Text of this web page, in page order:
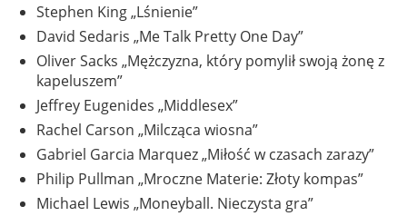
Stephen King „Lśnienie”
David Sedaris „Me Talk Pretty One Day”
Oliver Sacks „Mężczyzna, który pomylił swoją żonę z
kapeluszem”
Jeffrey Eugenides „Middlesex”
Rachel Carson „Milcząca wiosna”
Gabriel Garcia Marquez „Miłość w czasach zarazy”
Philip Pullman „Mroczne Materie: Złoty kompas”
Michael Lewis „Moneyball. Nieczysta gra”